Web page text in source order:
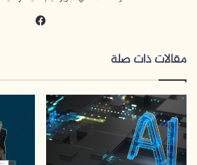
مقالات ذات صلة